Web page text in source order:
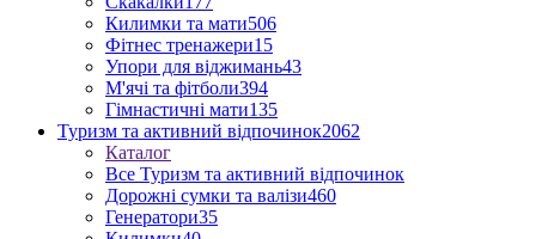
Килимки та мати506
Фітнес тренажери15
Упори для віджимань43
М'ячі та фітболи394
Гімнастичні мати135
Туризм та активний відпочинок2062
Каталог
Все Туризм та активний відпочинок
Дорожні сумки та валізи460
Генератори35